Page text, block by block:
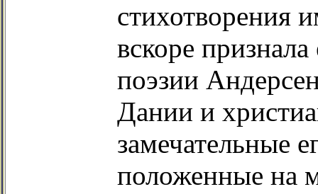
стихотворения
вскоре
поэзии
Дании и
замечательные
положенные на